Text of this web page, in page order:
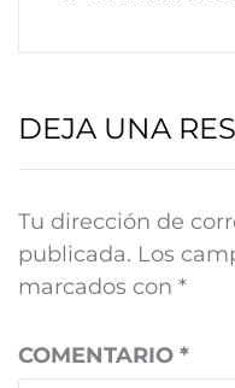
DEJA UNA
Tu dirección de
publicada. Los
marcados con *
COMENTARIO *